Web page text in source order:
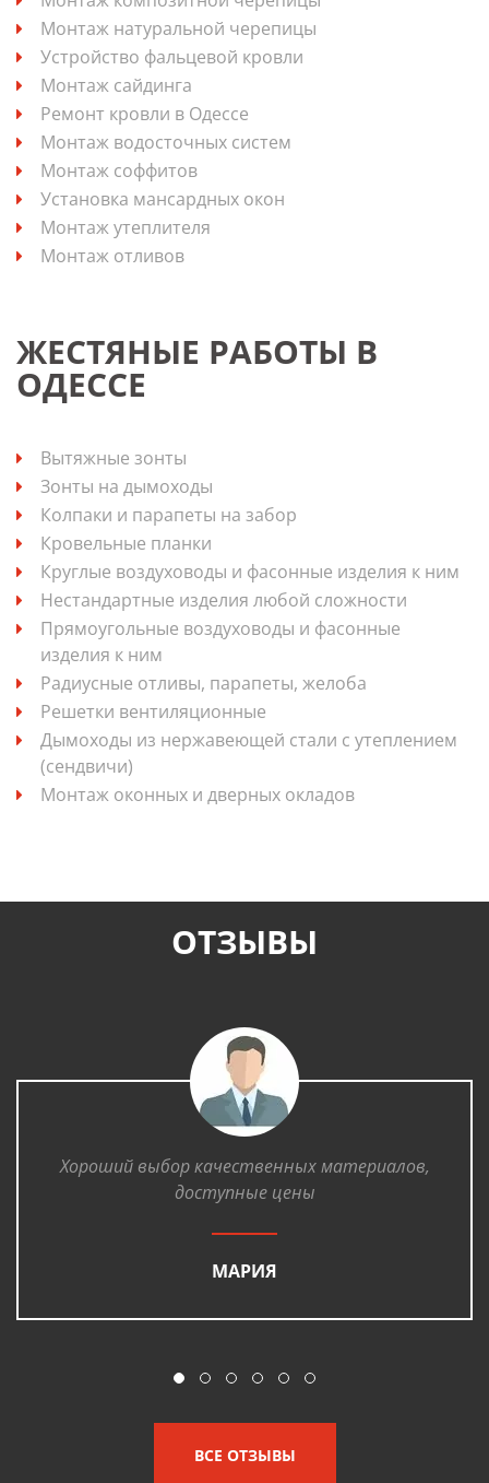
Монтаж натуральной черепицы
Устройство фальцевой кровли
Монтаж сайдинга
Ремонт кровли в Одессе
Монтаж водосточных систем
Монтаж соффитов
Установка мансардных окон
Монтаж утеплителя
Монтаж отливов
ЖЕСТЯНЫЕ РАБОТЫ В
ОДЕССЕ
Вытяжные зонты
Зонты на дымоходы
Колпаки и парапеты на забор
Кровельные планки
Круглые воздуховоды и фасонные изделия к ним
Нестандартные изделия любой сложности
Прямоугольные воздуховоды и фасонные
изделия к ним
Радиусные отливы, парапеты, желоба
Решетки вентиляционные
Дымоходы из нержавеющей стали с утеплением
(сендвичи)
Монтаж оконных и дверных окладов
ОТЗЫВЫ
Хороший выбор качественных материалов,
доступные цены
МАРИЯ
ВСЕ ОТЗЫВЫ